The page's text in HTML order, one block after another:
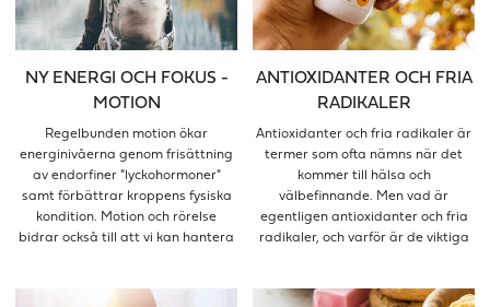
NY ENERGI OCH FOKUS -
MOTION
Regelbunden motion ökar
energinivåerna genom frisättning
av endorfiner "lyckohormoner"
samt förbättrar kroppens fysiska
kondition. Motion och rörelse
bidrar också till att vi kan hantera
ANTIOXIDANTER OCH FRIA
RADIKALER
Antioxidanter och fria radikaler är
termer som ofta nämns när det
kommer till hälsa och
välbefinnande. Men vad är
egentligen antioxidanter och fria
radikaler, och varför är de viktiga